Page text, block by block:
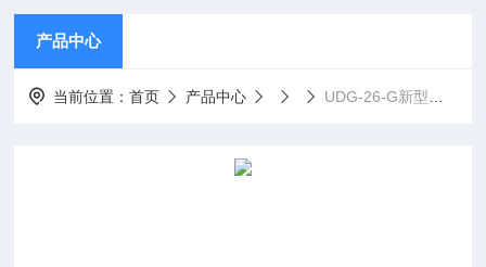
产品中心
当前位置：首页 产品中心 UDG-26-G新型电式水位检测器